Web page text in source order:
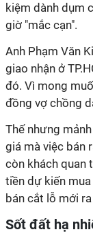
kiệm dành dụm
giờ "mắc cạn".
Anh Phạm Văn
giao nhận ở
đó. Vì mong
đồng vợ chồng
Thế nhưng
giá mà việc bán
còn khách quan
tiền dự kiến
bán cắt lỗ mới
Sốt đất hạ